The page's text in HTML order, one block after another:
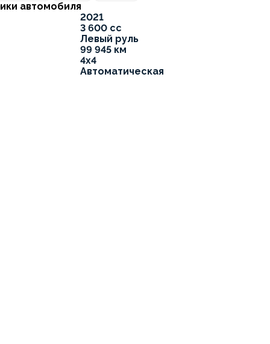
автомобиля
2021
3 600 cc
Левый руль
99 945 км
4x4
Автоматическая